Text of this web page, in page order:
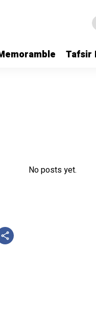
Tafsir
No posts yet.